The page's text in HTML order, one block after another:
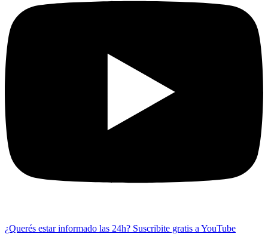
¿Querés estar informado las 24h? Suscribite gratis a YouTube